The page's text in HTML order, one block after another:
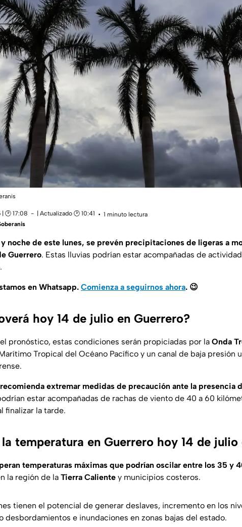
🕑 17:08 | Actualizado 🕑 10:41
1 minuto lectura
noche de este lunes, se prevén precipitaciones de ligeras a
Guerrero. Estas lluvias podrían estar acompañadas de
en Whatsapp. Comienza a seguirnos ahora. 😉
hoy 14 de julio en Guerrero?
pronóstico, estas condiciones serán propiciadas por la Onda
Tropical del Océano Pacífico y un canal de baja presión
recomienda extremar medidas de precaución ante la presencia
estar acompañadas de rachas de viento de 40 a 60
finalizar la tarde.
temperatura en Guerrero hoy 14 de
temperaturas máximas que podrían oscilar entre los 35 y
la región de la Tierra Caliente y municipios costeros.
tienen el potencial de generar deslaves, incremento en los
desbordamientos e inundaciones en zonas bajas del estado.